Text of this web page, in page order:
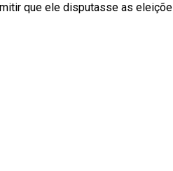
que ele disputasse as